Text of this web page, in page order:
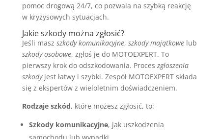
pomoc drogową 24/7, co pozwala na szybką reakcję
w kryzysowych sytuacjach.
Jakie szkody można zgłosić?
Jeśli masz szkody komunikacyjne, szkody majątkowelub
szkody osobowe, zgłoś je do MOTOEXPERT. To
pierwszy krok do odszkodowania. Proces zgłoszenia
szkodyjest łatwy i szybki. Zespół MOTOEXPERT składa
się z ekspertów z wieloletnim doświadczeniem.
Rodzaje szkód, które możesz zgłosić, to:
Szkody komunikacyjne, jak uszkodzenia